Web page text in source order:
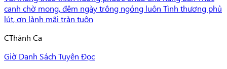
canh chờ mong, đêm ngày trông ngóng luôn Tình thương phủ
lút, ơn lành mãi tràn tuôn
CThánh Ca
Giờ Danh Sách Tuyên Đọc